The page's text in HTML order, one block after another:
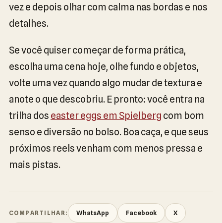
vez e depois olhar com calma nas bordas e nos
detalhes.
Se você quiser começar de forma prática,
escolha uma cena hoje, olhe fundo e objetos,
volte uma vez quando algo mudar de textura e
anote o que descobriu. E pronto: você entra na
trilha dos easter eggs em Spielberg com bom
senso e diversão no bolso. Boa caça, e que seus
próximos reels venham com menos pressa e
mais pistas.
COMPARTILHAR: WhatsApp Facebook X